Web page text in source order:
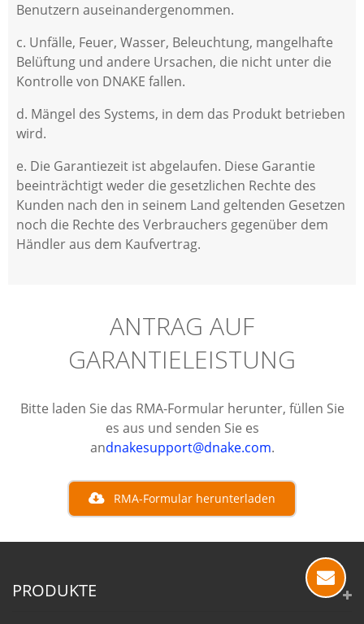
Benutzern auseinandergenommen.
c. Unfälle, Feuer, Wasser, Beleuchtung, mangelhafte
Belüftung und andere Ursachen, die nicht unter die
Kontrolle von DNAKE fallen.
d. Mängel des Systems, in dem das Produkt betrieben
wird.
e. Die Garantiezeit ist abgelaufen. Diese Garantie
beeinträchtigt weder die gesetzlichen Rechte des
Kunden nach den in seinem Land geltenden Gesetzen
noch die Rechte des Verbrauchers gegenüber dem
Händler aus dem Kaufvertrag.
ANTRAG AUF
GARANTIELEISTUNG
Bitte laden Sie das RMA-Formular herunter, füllen Sie
es aus und senden Sie es
andnakesupport@dnake.com.
RMA-Formular herunterladen
PRODUKTE